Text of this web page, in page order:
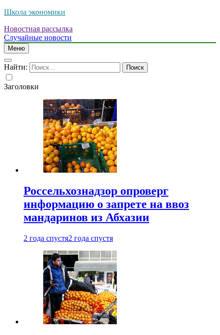
Школа экономики
Новостная рассылка
Случайные новости
Меню
Найти:
Заголовки
Россельхознадзор опроверг
информацию о запрете на ввоз
мандаринов из Абхазии
2 года спустя2 года спустя